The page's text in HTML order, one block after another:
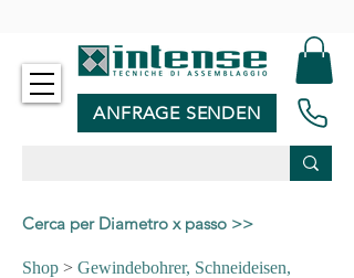
ANFRAGE SENDEN
Cerca per Diametro x passo >>
Shop > Gewindebohrer, Schneideisen,